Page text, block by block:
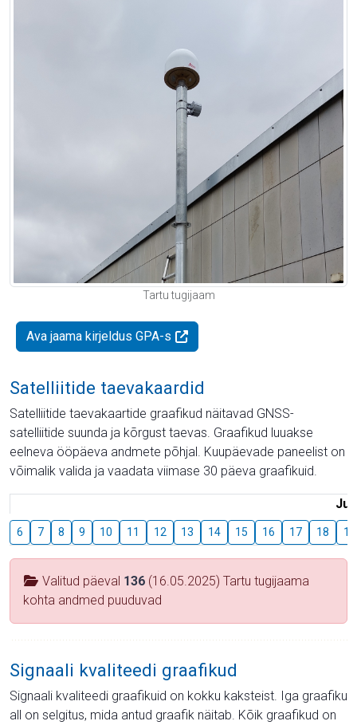
Tartu tugijaam
Ava jaama kirjeldus GPA-s
Satelliitide taevakaardid
Satelliitide taevakaartide graafikud näitavad GNSS-
satelliitide suunda ja kõrgust taevas. Graafikud luuakse
eelneva ööpäeva andmete põhjal. Kuupäevade paneelist on
võimalik valida ja vaadata viimase 30 päeva graafikuid.
6 7 8 9 10 11 12 13 14 15 16 17 18 19
Valitud päeval 136 (16.05.2025) Tartu tugijaama
kohta andmed puuduvad
Signaali kvaliteedi graafikud
Signaali kvaliteedi graafikuid on kokku kaksteist. Iga graafiku
all on selgitus, mida antud graafik näitab. Kõik graafikud on